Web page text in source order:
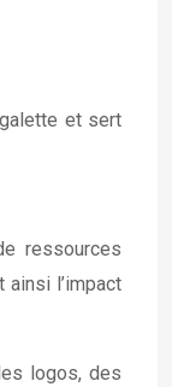
et sert
ressources
l’impact
logos, des